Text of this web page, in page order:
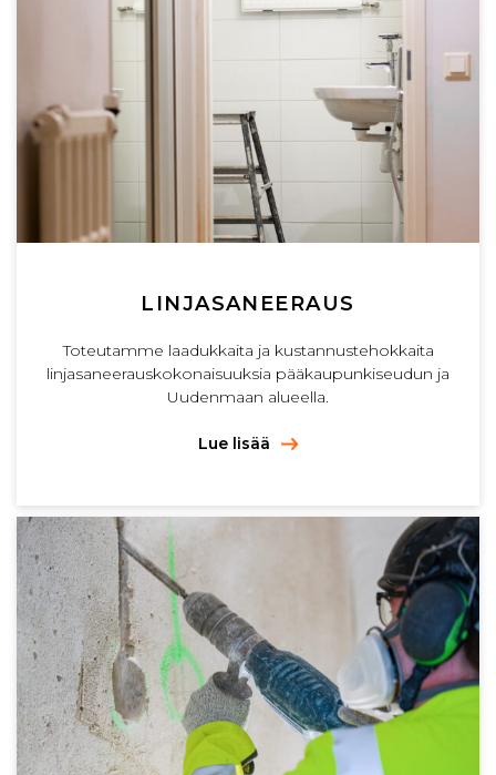
LINJASANEERAUS
Toteutamme laadukkaita ja kustannustehokkaita
linjasaneerauskokonaisuuksia pääkaupunkiseudun ja
Uudenmaan alueella.
Lue lisää